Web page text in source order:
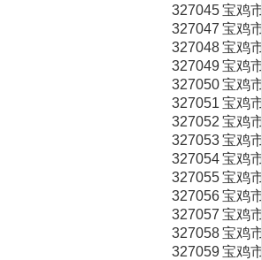
327045宝鸡
327047 宝鸡
327048宝鸡
327049宝鸡
327050宝鸡
327051 宝鸡
327052 宝鸡
327053宝鸡
327054宝鸡
327055宝鸡
327056宝鸡
327057 宝鸡
327058宝鸡
327059宝鸡